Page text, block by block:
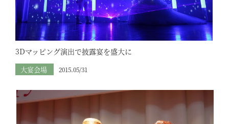
3Dマッピング演出で披露宴を盛大に
大宴会場 2015.05/31